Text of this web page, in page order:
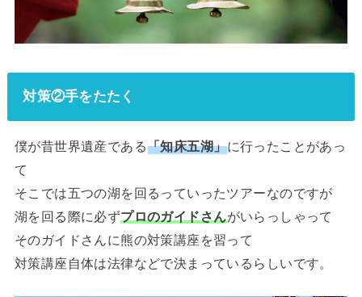
対策②手をたたく
僕が昔世界遺産である「知床五湖」に行ったことがあっ
て
そこでは五つの湖を回るっていったツアーなのですが
湖を回る際に必ずプロのガイドさんがいらっしゃって
そのガイドさんに熊の対策講座を習って
対策講座自体は法律などで決まっているらしいです。